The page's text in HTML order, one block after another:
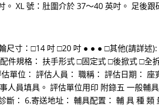
。 XL 號：肚圍介於 37～40 英吋。 足後
尺寸：□14 吋 □20 吋 ● ● ● □其他(請詳述
件規格： 扶手形式 □固定式 □後掀式 □
單位： 評估人員： 職稱： 評估日期：
人員填具。 評估單位用印 附錄五 一般輔
斷： 6.寄送地址： 輔具配置： 輔 具 種